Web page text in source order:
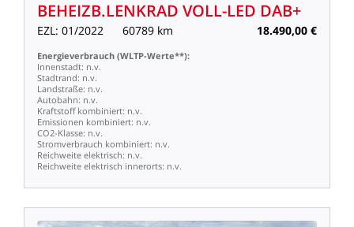
BEHEIZB.LENKRAD VOLL-LED DAB+
EZL: 01/2022 60789 km 18.490,00 €
Energieverbrauch (WLTP-Werte**):
Innenstadt: n.v.
Stadtrand: n.v.
Landstraße: n.v.
Autobahn: n.v.
Kraftstoff kombiniert: n.v.
Emissionen kombiniert: n.v.
CO2-Klasse: n.v.
Stromverbrauch kombiniert: n.v.
Reichweite elektrisch: n.v.
Reichweite elektrisch innerorts: n.v.